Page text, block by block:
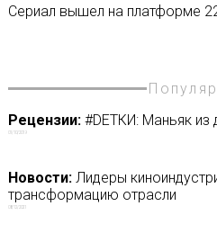
Сериал вышел на платформе
Рецензии:#DЕТКИ: Маньяк из
01/10/2019
Новости:Лидеры
трансформацию отрасли
08/12/2021